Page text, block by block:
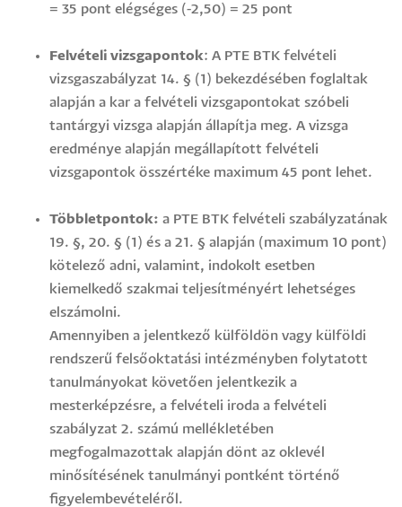
= 35 pont elégséges (-2,50) = 25 pont
Felvételi vizsgapontok: A PTE BTK felvételi
vizsgaszabályzat 14. § (1) bekezdésében foglaltak
alapján a kar a felvételi vizsgapontokat szóbeli
tantárgyi vizsga alapján állapítja meg. A vizsga
eredménye alapján megállapított felvételi
vizsgapontok összértéke maximum 45 pont lehet.
Többletpontok: a PTE BTK felvételi szabályzatának
19. §, 20. § (1) és a 21. § alapján (maximum 10 pont)
kötelező adni, valamint, indokolt esetben
kiemelkedő szakmai teljesítményért lehetséges
elszámolni.
Amennyiben a jelentkező külföldön vagy külföldi
rendszerű felsőoktatási intézményben folytatott
tanulmányokat követően jelentkezik a
mesterképzésre, a felvételi iroda a felvételi
szabályzat 2. számú mellékletében
megfogalmazottak alapján dönt az oklevél
minősítésének tanulmányi pontként történő
figyelembevételéről.